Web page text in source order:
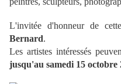
L'invitée d'honneur de
Bernard.
Les artistes intéressés
jusqu'au samedi 15